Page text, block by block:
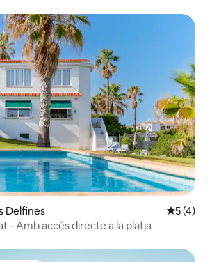
Delfines 5 de
5 (4)
- Amb accés directe a la platja